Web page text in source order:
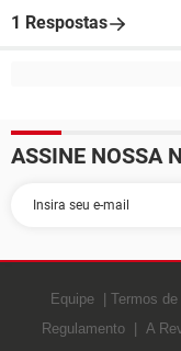
1 Respostas
ASSINE NOSSA
Equipe Termos de
Regulamento
A